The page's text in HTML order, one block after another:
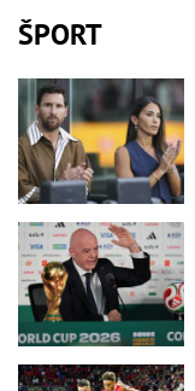
ŠPORT